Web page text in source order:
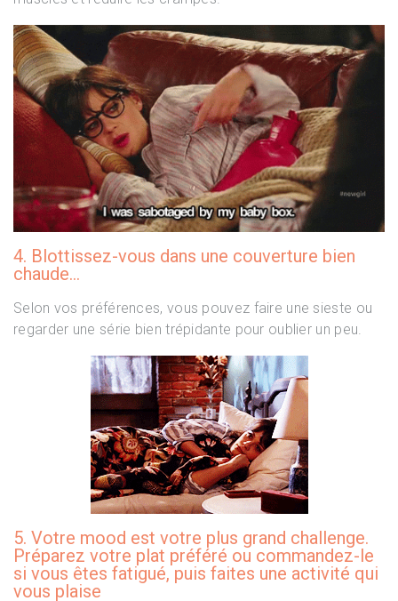
4. Blottissez-vous dans une couverture bien
chaude…
Selon vos préférences, vous pouvez faire une sieste ou
regarder une série bien trépidante pour oublier un peu.
5. Votre mood est votre plus grand challenge.
Préparez votre plat préféré ou commandez-le
si vous êtes fatigué, puis faites une activité qui
vous plaise